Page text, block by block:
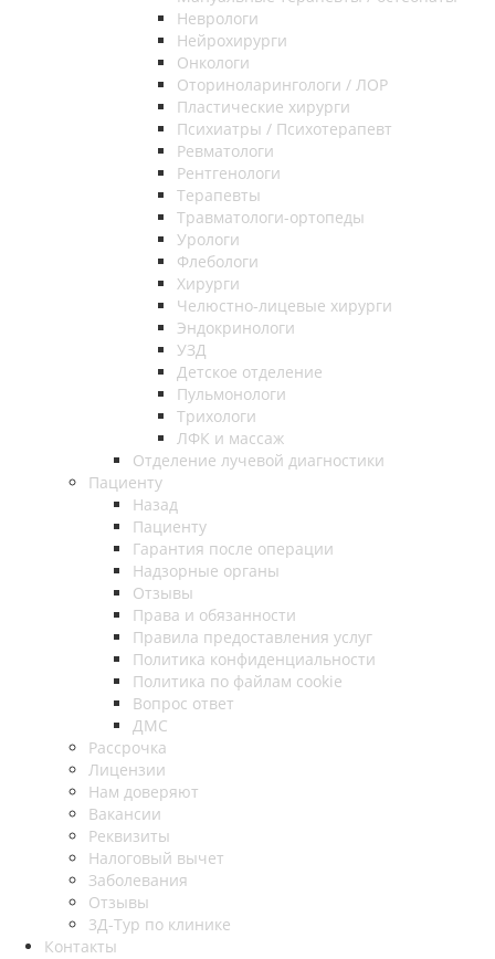
Неврологи
Нейрохирурги
Онкологи
Оториноларингологи / ЛОР
Пластические хирурги
Психиатры / Психотерапевт
Ревматологи
Рентгенологи
Терапевты
Травматологи-ортопеды
Урологи
Флебологи
Хирурги
Челюстно-лицевые хирурги
Эндокринологи
УЗД
Детское отделение
Пульмонологи
Трихологи
ЛФК и массаж
Отделение лучевой диагностики
Пациенту
Назад
Пациенту
Гарантия после операции
Надзорные органы
Отзывы
Права и обязанности
Правила предоставления услуг
Политика конфиденциальности
Политика по файлам cookie
Вопрос ответ
ДМС
Рассрочка
Лицензии
Нам доверяют
Вакансии
Реквизиты
Налоговый вычет
Заболевания
Отзывы
3Д-Тур по клинике
Контакты